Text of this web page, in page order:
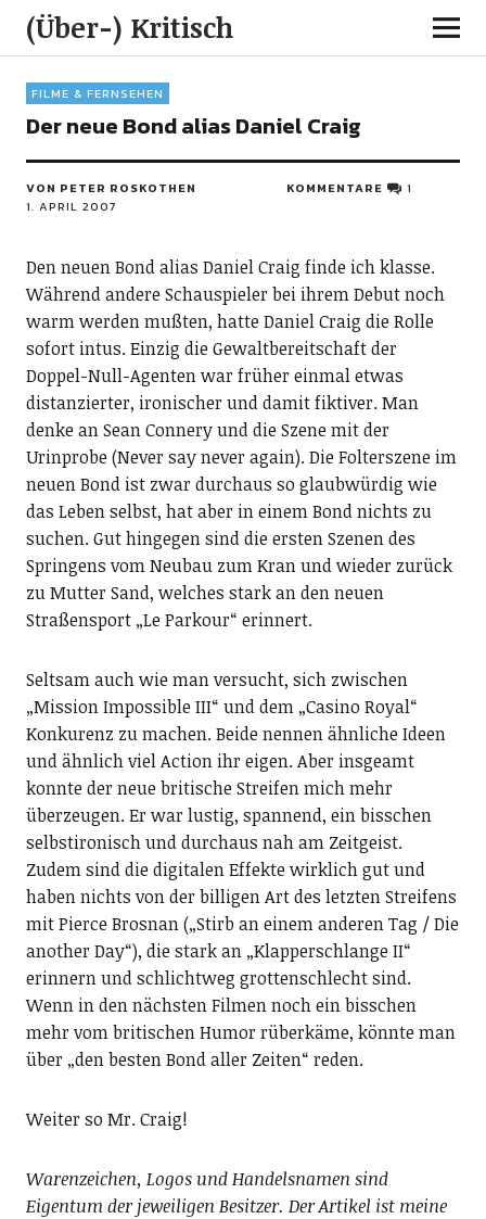
(Über-) Kritisch
FILME & FERNSEHEN
Der neue Bond alias Daniel Craig
VON PETER ROSKOTHEN
1. APRIL 2007
KOMMENTARE 1
Den neuen Bond alias Daniel Craig finde ich klasse.
Während andere Schauspieler bei ihrem Debut noch
warm werden mußten, hatte Daniel Craig die Rolle
sofort intus. Einzig die Gewaltbereitschaft der
Doppel-Null-Agenten war früher einmal etwas
distanzierter, ironischer und damit fiktiver. Man
denke an Sean Connery und die Szene mit der
Urinprobe (Never say never again). Die Folterszene im
neuen Bond ist zwar durchaus so glaubwürdig wie
das Leben selbst, hat aber in einem Bond nichts zu
suchen. Gut hingegen sind die ersten Szenen des
Springens vom Neubau zum Kran und wieder zurück
zu Mutter Sand, welches stark an den neuen
Straßensport „Le Parkour“ erinnert.
Seltsam auch wie man versucht, sich zwischen
„Mission Impossible III“ und dem „Casino Royal“
Konkurenz zu machen. Beide nennen ähnliche Ideen
und ähnlich viel Action ihr eigen. Aber insgeamt
konnte der neue britische Streifen mich mehr
überzeugen. Er war lustig, spannend, ein bisschen
selbstironisch und durchaus nah am Zeitgeist.
Zudem sind die digitalen Effekte wirklich gut und
haben nichts von der billigen Art des letzten Streifens
mit Pierce Brosnan („Stirb an einem anderen Tag / Die
another Day“), die stark an „Klapperschlange II“
erinnern und schlichtweg grottenschlecht sind.
Wenn in den nächsten Filmen noch ein bisschen
mehr vom britischen Humor rüberkäme, könnte man
über „den besten Bond aller Zeiten“ reden.
Weiter so Mr. Craig!
Warenzeichen, Logos und Handelsnamen sind
Eigentum der jeweiligen Besitzer. Der Artikel ist meine